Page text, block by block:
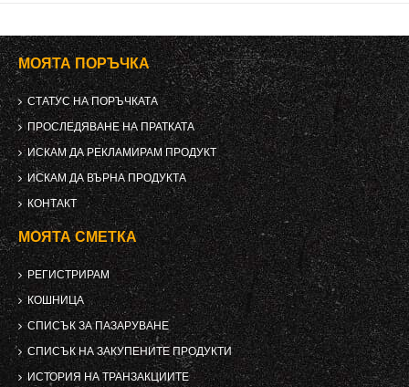
МОЯТА ПОРЪЧКА
СТАТУС НА ПОРЪЧКАТА
ПРОСЛЕДЯВАНЕ НА ПРАТКАТА
ИСКАМ ДА РЕКЛАМИРАМ ПРОДУКТ
ИСКАМ ДА ВЪРНА ПРОДУКТА
КОНТАКТ
МОЯТА СМЕТКА
РЕГИСТРИРАМ
КОШНИЦА
СПИСЪК ЗА ПАЗАРУВАНЕ
СПИСЪК НА ЗАКУПЕНИТЕ ПРОДУКТИ
ИСТОРИЯ НА ТРАНЗАКЦИИТЕ